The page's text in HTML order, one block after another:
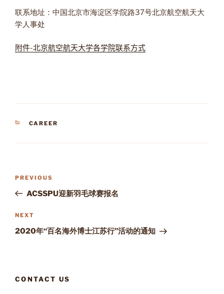
联系地址：中国北京市海淀区学院路37号北京航空航天大
学人事处
附件-北京航空航天大学各学院联系方式
CATEGORIES
CAREER
Previous
Post
PREVIOUS
ACSSPU迎新羽毛球赛报名
Next
Post
NEXT
2020年“百名海外博士江苏行”活动的通知
CONTACT US